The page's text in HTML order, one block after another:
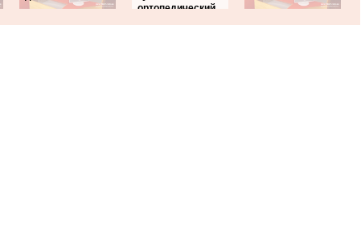
ортопедический